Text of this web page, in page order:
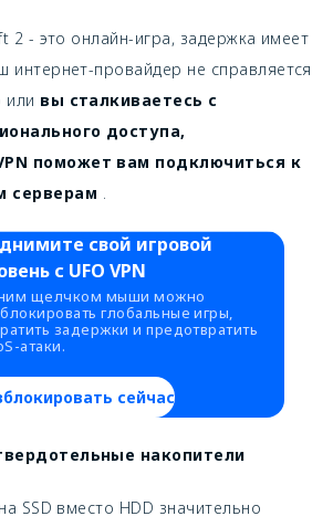
2 - это онлайн-игра, задержка имеет
интернет-провайдер не справляется
или вы сталкиваетесь с
доступа,
поможет вам подключиться к
серверам .
свой игровой
с UFO VPN
щелчком мыши можно
глобальные игры,
задержки и предотвратить
атаки.
сейчас
накопители
SSD вместо HDD значительно